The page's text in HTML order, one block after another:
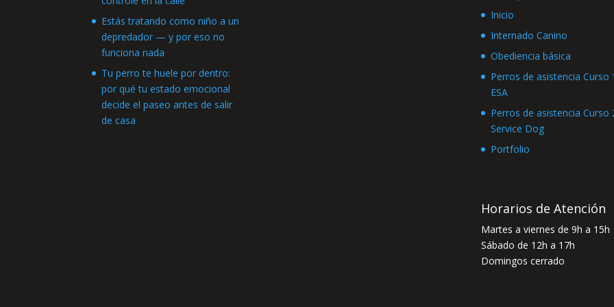
Estás tratando como niño a un
depredador — y por eso no
funciona nada
Tu perro te huele por dentro:
por qué tu estado emocional
decide el paseo antes de salir
de casa
Inicio
Internado Canino
Obediencia básica
Perros de asistencia Curso
ESA
Perros de asistencia Curso
Service Dog
Portfolio
Horarios de Atención
Martes a viernes de 9h a 15h
Sábado de 12h a 17h
Domingos cerrado